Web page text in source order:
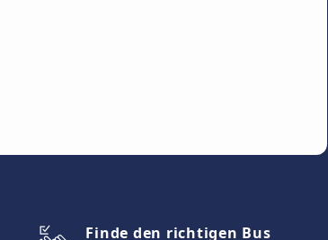
Finde den richtigen Bus